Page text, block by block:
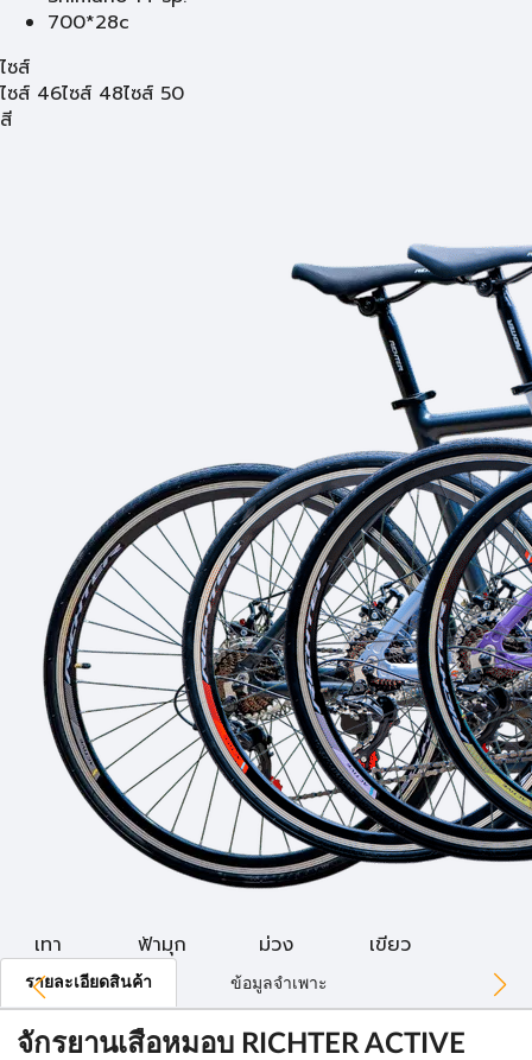
700*28c
ไซส์
ไซส์ 46ไซส์ 48ไซส์ 50
สี
เทา ฟ้ามุก ม่วง เขียว
รายละเอียดสินค้า ข้อมูลจำเพาะ
จักรยานเสือหมอบ RICHTER ACTIVE